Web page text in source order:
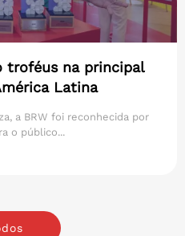
troféus na principal
Latina
a BRW foi reconhecida por
o público...